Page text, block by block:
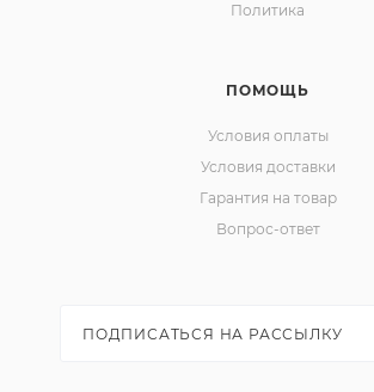
Политика
ПОМОЩЬ
Условия оплаты
Условия доставки
Гарантия на товар
Вопрос-ответ
ПОДПИСАТЬСЯ НА РАССЫЛКУ